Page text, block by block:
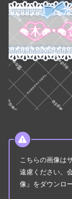
こちらの画像は
遠慮ください。
像』をダウンロ